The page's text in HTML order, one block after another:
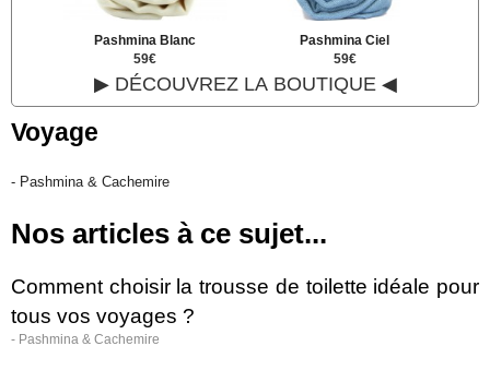
Pashmina Blanc
59€
Pashmina Ciel
59€
▶ DÉCOUVREZ LA BOUTIQUE ◀
Voyage
- Pashmina & Cachemire
Nos articles à ce sujet...
Comment choisir la trousse de toilette idéale pour
tous vos voyages ?
- Pashmina & Cachemire